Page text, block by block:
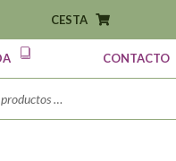
CESTA
CONTACTO